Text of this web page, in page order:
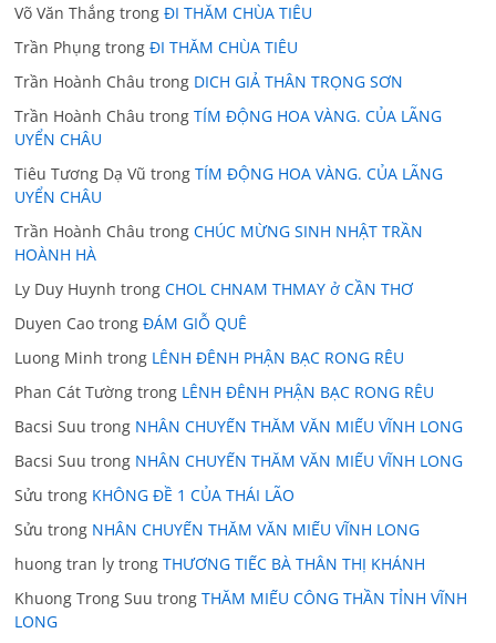
Võ Văn Thắng trongĐI THĂM CHÙA TIÊU
Trần Phụng trongĐI THĂM CHÙA TIÊU
Trần Hoành Châu trong DICH GIẢ THÂN TRỌNG SƠN
Trần Hoành Châu trongTÍM ĐỘNG HOA VÀNG. CỦA LÃNG
UYỂN CHÂU
Tiêu Tương Dạ Vũ trongTÍM ĐỘNG HOA VÀNG. CỦA LÃNG
UYỂN CHÂU
Trần Hoành Châu trongCHÚC MỪNG SINH NHẬT TRẦN
HOÀNH HÀ
Ly Duy Huynh trongCHOL CHNAM THMAY ở CẦN THƠ
Duyen Cao trongĐÁM GIỖ QUÊ
Luong Minh trong LÊNH ĐÊNH PHẬN BẠC RONG RÊU
Phan Cát Tường trong LÊNH ĐÊNH PHẬN BẠC RONG RÊU
Bacsi Suu trong NHÂN CHUYẾN THĂM VĂN MIẾU VĨNH LONG
Bacsi Suu trong NHÂN CHUYẾN THĂM VĂN MIẾU VĨNH LONG
Sửu trong KHÔNG ĐỀ 1 CỦA THÁI LÃO
Sửu trong NHÂN CHUYẾN THĂM VĂN MIẾU VĨNH LONG
huong tran ly trongTHƯƠNG TIẾC BÀ THÂN THỊ KHÁNH
Khuong Trong Suu trongTHĂM MIẾU CÔNG THẦN TỈNH VĨNH
LONG